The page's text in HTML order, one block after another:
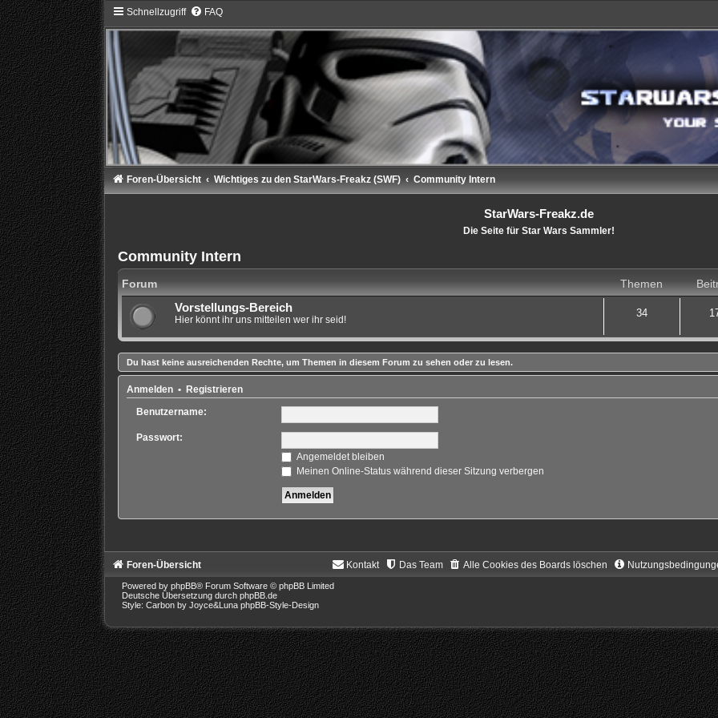
Schnellzugriff FAQ
Foren-Übersicht Wichtiges zu den StarWars-Freakz (SWF) Community Intern
StarWars-Freakz.de
Die Seite für Star Wars Sammler!
Community Intern
Forum Themen
Vorstellungs-Bereich
Hier könnt ihr uns mitteilen wer ihr seid!
34
Du hast keine ausreichenden Rechte, um Themen in diesem Forum zu sehen oder zu lesen.
Anmelden• Registrieren
Benutzername:
Passwort:
Angemeldet bleiben
Meinen Online-Status während dieser Sitzung verbergen
Foren-Übersicht Alle Cookies des Boards löschen
Das Team
Kontakt
Powered by phpBB® Forum Software © phpBB Limited
Deutsche Übersetzung durch phpBB.de
Style: Carbon by Joyce&Luna phpBB-Style-Design